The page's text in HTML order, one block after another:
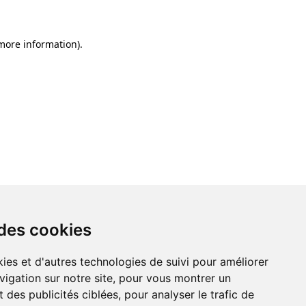
cookies
et d'autres technologies de suivi pour améliorer
sur notre site, pour vous montrer un
des publicités ciblées, pour analyser le trafic de
information).